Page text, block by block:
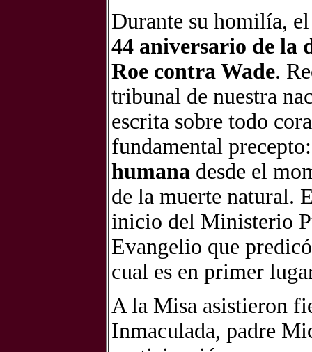
Durante su homilía,
44 aniversario de la
Roe contra Wade.
tribunal de nuestra
escrita sobre todo
fundamental
humana desde el
de la muerte natural.
inicio del Ministerio
Evangelio que
cual es en primer
A la Misa asistieron
Inmaculada, padre